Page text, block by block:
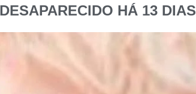
HÁ 13 DIAS